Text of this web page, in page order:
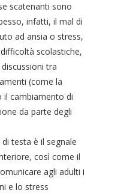
scatenanti sono
infatti, il mal di
ad ansia o stress,
scolastiche,
tra
(come la
il cambiamento di
da parte degli
testa è il segnale
così come il
agli adulti i
e lo stress